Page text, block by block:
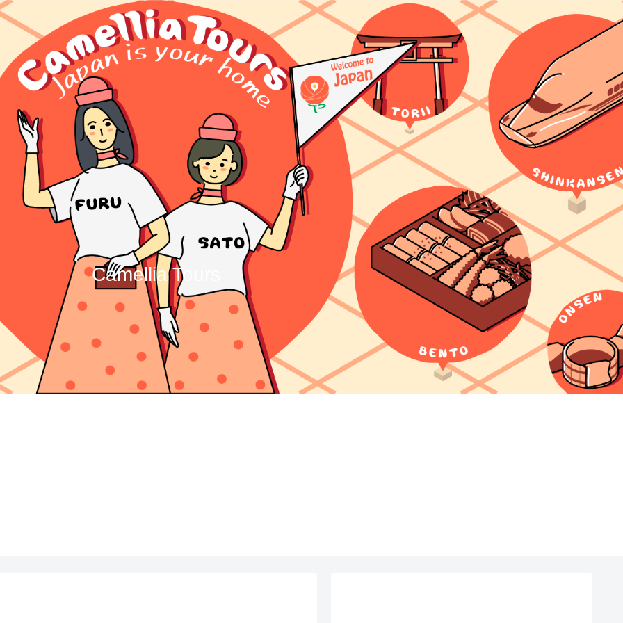
Camellia Tours